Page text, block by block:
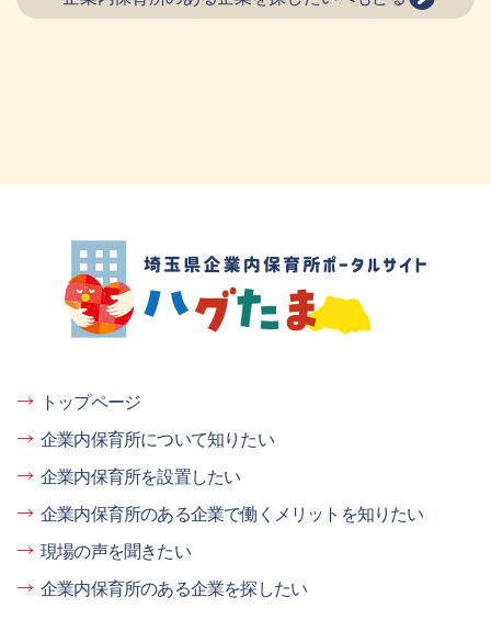
埼玉県企業内保育所ポータルサイト ハグ
たま
トップページ
企業内保育所について知りたい
企業内保育所を設置したい
企業内保育所のある企業で働くメリットを知りたい
現場の声を聞きたい
企業内保育所のある企業を探したい